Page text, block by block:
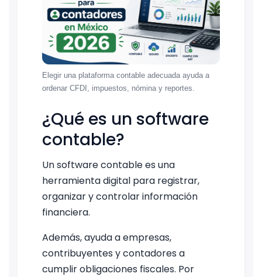
Elegir una plataforma contable adecuada ayuda a
ordenar CFDI, impuestos, nómina y reportes.
¿Qué es un software
contable?
Un software contable es una
herramienta digital para registrar,
organizar y controlar información
financiera.
Además, ayuda a empresas,
contribuyentes y contadores a
cumplir obligaciones fiscales. Por